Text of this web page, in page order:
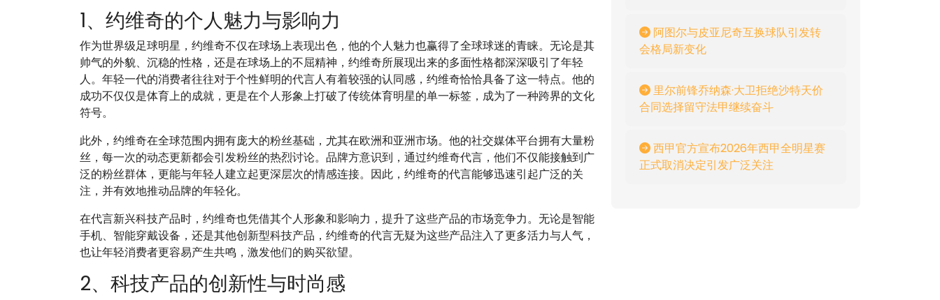
1、约维奇的个人魅力与影响力
作为世界级足球明星，约维奇不仅在球场上表现出色，他的个人魅力也赢得了全球球迷的青睐。无论是其
帅气的外貌、沉稳的性格，还是在球场上的不屈精神，约维奇所展现出来的多面性格都深深吸引了年轻
人。年轻一代的消费者往往对于个性鲜明的代言人有着较强的认同感，约维奇恰恰具备了这一特点。他的
成功不仅仅是体育上的成就，更是在个人形象上打破了传统体育明星的单一标签，成为了一种跨界的文化
符号。
此外，约维奇在全球范围内拥有庞大的粉丝基础，尤其在欧洲和亚洲市场。他的社交媒体平台拥有大量粉
丝，每一次的动态更新都会引发粉丝的热烈讨论。品牌方意识到，通过约维奇代言，他们不仅能接触到广
泛的粉丝群体，更能与年轻人建立起更深层次的情感连接。因此，约维奇的代言能够迅速引起广泛的关
注，并有效地推动品牌的年轻化。
在代言新兴科技产品时，约维奇也凭借其个人形象和影响力，提升了这些产品的市场竞争力。无论是智能
手机、智能穿戴设备，还是其他创新型科技产品，约维奇的代言无疑为这些产品注入了更多活力与人气，
也让年轻消费者更容易产生共鸣，激发他们的购买欲望。
2、科技产品的创新性与时尚感
阿图尔与皮亚尼奇互换球队引发转
会格局新变化
里尔前锋乔纳森·大卫拒绝沙特天价
合同选择留守法甲继续奋斗
西甲官方宣布2026年西甲全明星赛
正式取消决定引发广泛关注